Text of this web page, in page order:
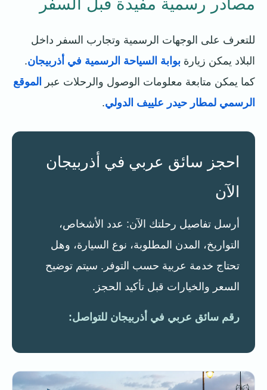
مصادر رسمية مفيدة قبل السفر
للتعرف على الوجهات الرسمية وتجارب السفر داخل
البلاد يمكن زيارة بوابة السياحة الرسمية في أذربيجان.
كما يمكن متابعة معلومات الوصول والرحلات عبر
الموقع
الرسمي لمطار حيدر علييف الدولي.
احجز سائق عربي في أذربيجان
الآن
أرسل تفاصيل رحلتك الآن: عدد الأشخاص،
التواريخ، المدن المطلوبة، نوع السيارة، وهل
تحتاج خدمة عربية حسب التوفر. سيتم توضيح
السعر والخيارات قبل تأكيد الحجز.
رقم سائق عربي في أذربيجان للتواصل: